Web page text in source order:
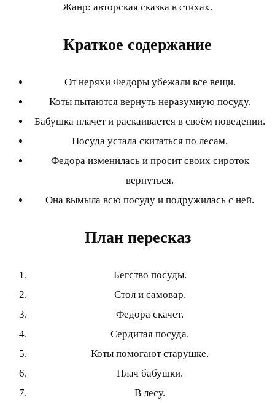
Жанр: авторская сказка в стихах.
Краткое содержание
От неряхи Федоры убежали все вещи.
Коты пытаются вернуть неразумную посуду.
Бабушка плачет и раскаивается в своём поведении.
Посуда устала скитаться по лесам.
Федора изменилась и просит своих сироток
вернуться.
Она вымыла всю посуду и подружилась с ней.
План пересказ
Бегство посуды.
Стол и самовар.
Федора скачет.
Сердитая посуда.
Коты помогают старушке.
Плач бабушки.
В лесу.